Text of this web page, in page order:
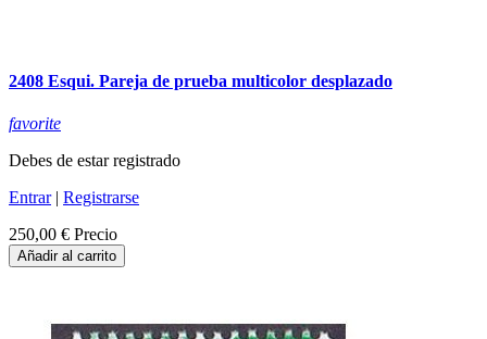
2408 Esqui. Pareja de prueba multicolor desplazado
favorite
Debes de estar registrado
Entrar| Registrarse
250,00 € Precio
Añadir al carrito